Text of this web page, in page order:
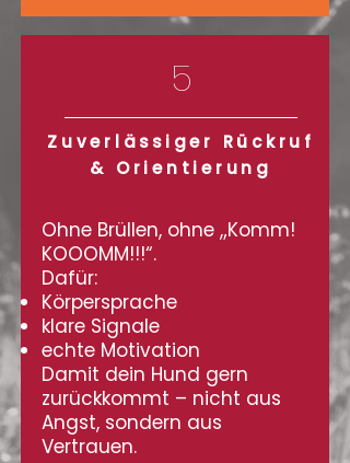
5
Zuverlässiger Rückruf
& Orientierung
Ohne Brüllen, ohne „Komm!
KOOOMM!!!“.
Dafür:
Körpersprache
klare Signale
echte Motivation
Damit dein Hund gern
zurückkommt – nicht aus
Angst, sondern aus
Vertrauen.